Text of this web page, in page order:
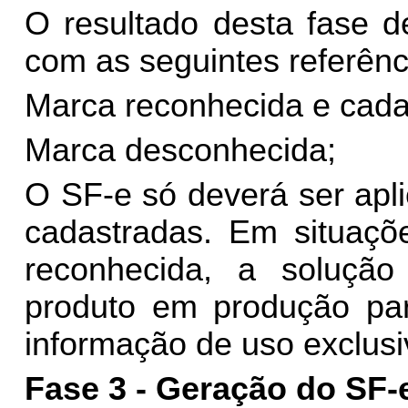
O resultado desta fase
com as seguintes
Marca reconhecida e
Marca desconhecida;
O SF-e só deverá ser
cadastradas. Em
reconhecida, a
produto em produção
informação de uso
Fase 3 - Geração do SF-